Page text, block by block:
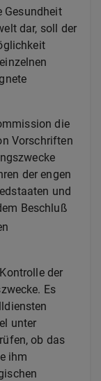
Gesundheit
dar, soll der
die
Vorschriften
der engen
und
Beschluß
der
Es
unter
ob das
ihm